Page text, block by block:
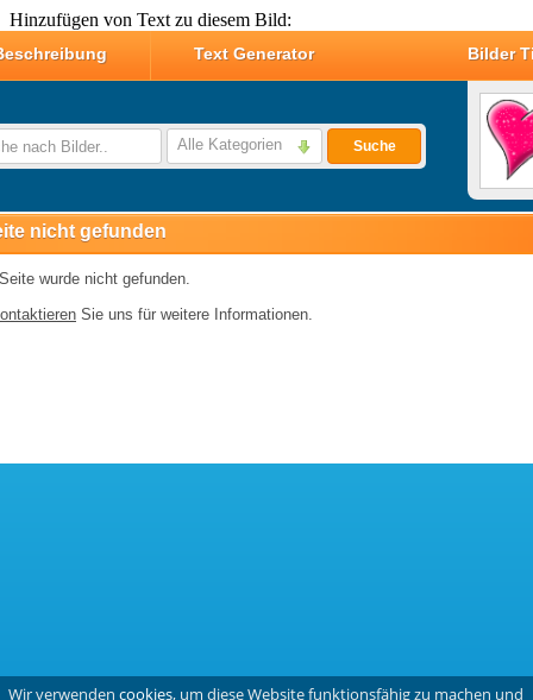
Hinzufügen von Text zu diesem Bild: